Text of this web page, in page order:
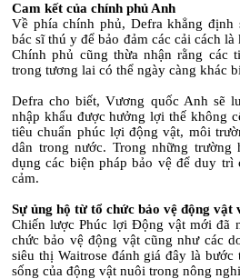
Cam kết của chính phủ Anh
Về phía chính phủ, Defra khẳng
bác sĩ thú y để bảo đảm các cải cách
Chính phủ cũng thừa nhận rằng các
trong tương lai có thể ngày càng khác
Defra cho biết, Vương quốc Anh sẽ
nhập khẩu được hưởng lợi thế không
tiêu chuẩn phúc lợi động vật, môi
dân trong nước. Trong những
dụng các biện pháp bảo vệ để duy trì
cảm.
Sự ủng hộ từ tổ chức bảo vệ động vật
Chiến lược Phúc lợi Động vật mới đã
chức bảo vệ động vật cũng như các
siêu thị Waitrose đánh giá đây là
sống của động vật nuôi trong nông